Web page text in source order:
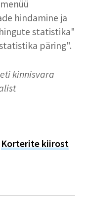
hindamine ja
statistika"
päring".
kinnisvara
Korterite kiirost